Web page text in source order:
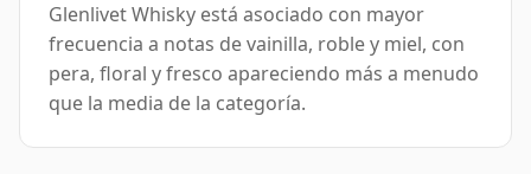
Glenlivet Whisky está asociado con mayor
frecuencia a notas de vainilla, roble y miel, con
pera, floral y fresco apareciendo más a menudo
que la media de la categoría.